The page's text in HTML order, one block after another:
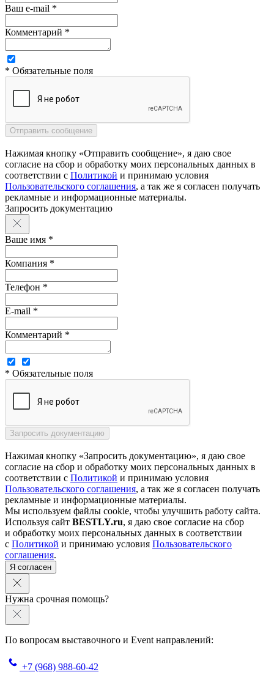
Ваш e-mail *
Комментарий *
* Обязательные поля
Нажимая кнопку «Отправить сообщение», я даю свое
согласие на сбор и обработку моих персональных данных в
соответствии с Политикой и принимаю условия
Пользовательского соглашения, а так же я согласен получать
рекламные и информационные материалы.
Запросить документацию
Ваше имя *
Компания *
Телефон *
E-mail *
Комментарий *
* Обязательные поля
Нажимая кнопку «Запросить документацию», я даю свое
согласие на сбор и обработку моих персональных данных в
соответствии с Политикой и принимаю условия
Пользовательского соглашения, а так же я согласен получать
рекламные и информационные материалы.
Мы используем файлы cookie, чтобы улучшить работу сайта.
Используя сайт BESTLY.ru, я даю свое согласие на сбор
и обработку моих персональных данных в соответствии
с Политикой и принимаю условия Пользовательского
соглашения.
Я согласен
Нужна срочная помощь?
По вопросам выставочного и Event направлений:
+7 (968) 988-60-42